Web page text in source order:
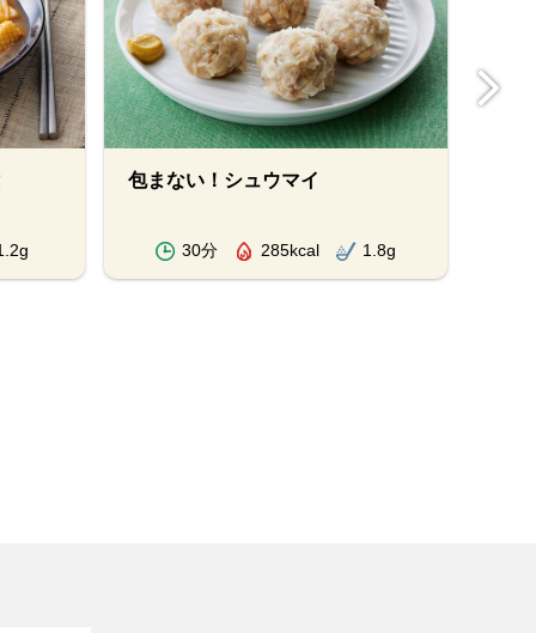
包まない！シュウマイ
30分 285kcal 1.8g